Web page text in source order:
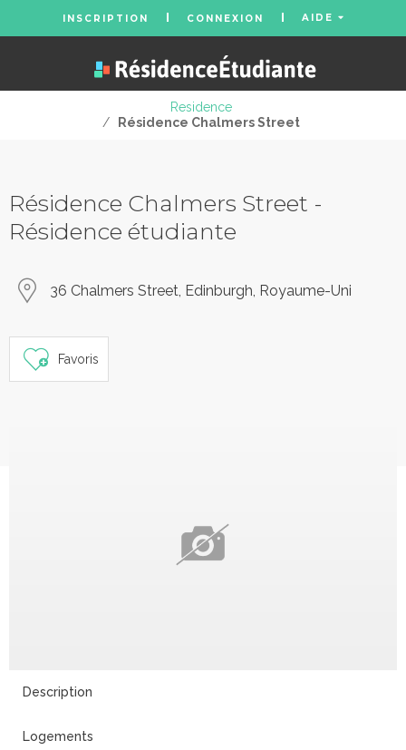
INSCRIPTION CONNEXION AIDE
Residence
/
Résidence Chalmers Street
Résidence Chalmers Street -
Résidence étudiante
36 Chalmers Street, Edinburgh, Royaume-Uni
Favoris
Description
Logements